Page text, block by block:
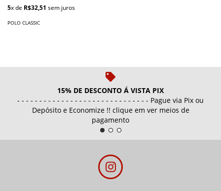
5x de R$32,51 sem juros
POLO CLASSIC
15% DE DESCONTO Á VISTA PIX
- - - - - - - - - - - - - - - - - - - - - - - - - - - - - - Pague via Pix ou
Depósito e Economize !! clique em ver meios de
pagamento